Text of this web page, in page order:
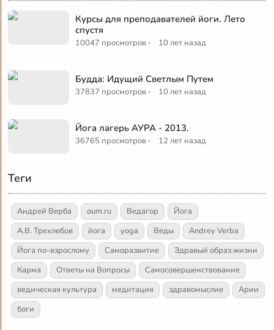
Курсы для преподавателей йоги. Лето
спустя
10047 просмотров · 10 лет назад
Будда: Идущий Светлым Путем
37837 просмотров · 10 лет назад
Йога лагерь АУРА - 2013.
36765 просмотров · 12 лет назад
Теги
Андрей Верба oum.ru Ведагор
Йога
А.В. Трехлебов
йога yoga Веды
Andrey Verba
Йога по-взрослому
Саморазвитие
Здравый образ жизни
Карма
Ответы на Вопросы
Самосовершенствование
ведическая культура
медитация здравомыслие
Арии
боги